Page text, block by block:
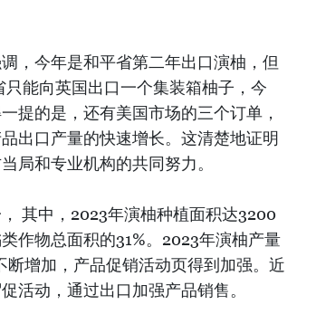
，今年是和平省第二年出口演柚，但
能向英国出口一个集装箱柚子，今
提的是，还有美国市场的三个订单，
出口产量的快速增长。这清楚地证明
局和专业机构的共同努力。
其中，2023年演柚种植面积达3200
作物总面积的31%。2023年演柚产量
增加，产品促销活动页得到加强。近
活动，通过出口加强产品销售。